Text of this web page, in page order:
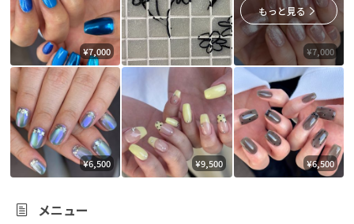
¥7,000 ¥7,000
もっと見る
¥6,500 ¥9,500 ¥6,500
メニュー